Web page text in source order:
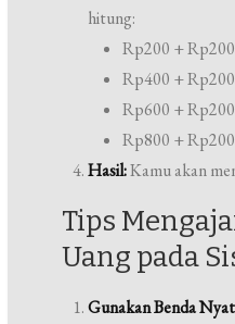
hitung:
Rp200 +
Rp400 +
Rp600 +
Rp800 +
Hasil:Kamu akan
Tips
Uang pada
Gunakan Benda